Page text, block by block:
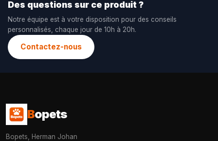
Des questions sur ce produit ?
Notre équipe est à votre disposition pour des conseils
personnalisés, chaque jour de 10h à 20h.
Contactez-nous
Bopets
Bopets, Herman Johan